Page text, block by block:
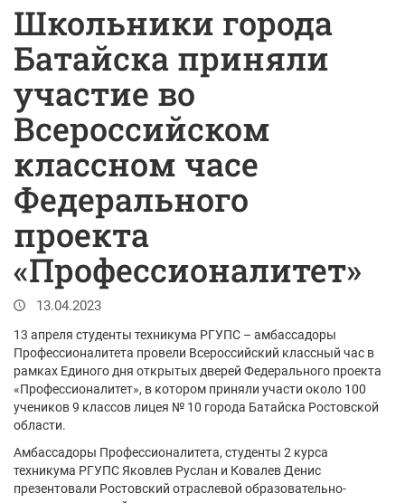
Школьники города
Батайска приняли
участие во
Всероссийском
классном часе
Федерального
проекта
«Профессионалитет»
13.04.2023
13 апреля студенты техникума РГУПС – амбассадоры
Профессионалитета провели Всероссийский классный час в
рамках Единого дня открытых дверей Федерального проекта
«Профессионалитет», в котором приняли участи около 100
учеников 9 классов лицея № 10 города Батайска Ростовской
области.
Амбассадоры Профессионалитета, студенты 2 курса
техникума РГУПС Яковлев Руслан и Ковалев Денис
презентовали Ростовский отраслевой образовательно-